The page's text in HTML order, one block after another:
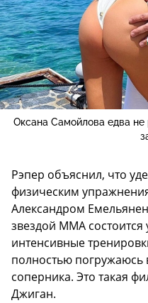
Оксана Самойлова едва не
Рэпер объяснил, что
физическим
Александром
звездой ММА состоится
интенсивные
полностью погружаюсь
соперника. Это такая
Джиган.